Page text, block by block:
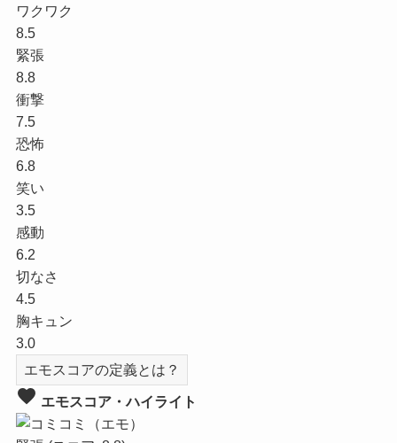
ワクワク
8.5
緊張
8.8
衝撃
7.5
恐怖
6.8
笑い
3.5
感動
6.2
切なさ
4.5
胸キュン
3.0
エモスコアの定義とは？
favorite エモスコア・ハイライト